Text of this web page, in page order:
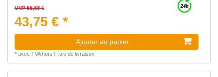
UVP 55,68 €
43,75 € *
Ajouter au panier
* avec TVAhors Frais de livraison